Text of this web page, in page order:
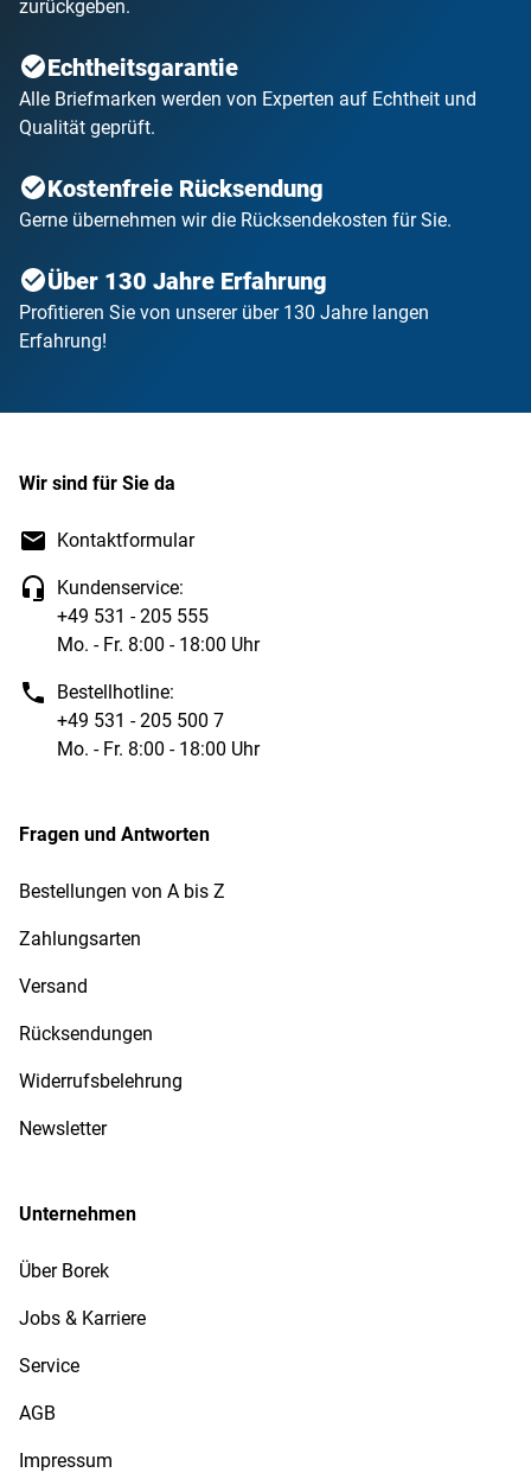
zurückgeben.
Echtheitsgarantie
Alle Briefmarken werden von Experten auf Echtheit und
Qualität geprüft.
Kostenfreie Rücksendung
Gerne übernehmen wir die Rücksendekosten für Sie.
Über 130 Jahre Erfahrung
Profitieren Sie von unserer über 130 Jahre langen
Erfahrung!
Wir sind für Sie da
Kontaktformular
Kundenservice:
+49 531 - 205 555
Mo. - Fr. 8:00 - 18:00 Uhr
Bestellhotline:
+49 531 - 205 500 7
Mo. - Fr. 8:00 - 18:00 Uhr
Fragen und Antworten
Bestellungen von A bis Z
Zahlungsarten
Versand
Rücksendungen
Widerrufsbelehrung
Newsletter
Unternehmen
Über Borek
Jobs & Karriere
Service
AGB
Impressum